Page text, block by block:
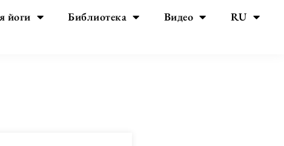
йоги Библиотека Видео RU